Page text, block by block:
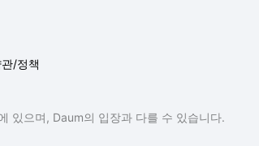
/정책
있으며, Daum의 입장과 다를 수 있습니다.